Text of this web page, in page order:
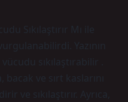
Sıkılaştırır Mı ile
Yazının
sıkılaştırabilir .
ve sırt kaslarını
ve sıkılaştırır. Ayrıca,